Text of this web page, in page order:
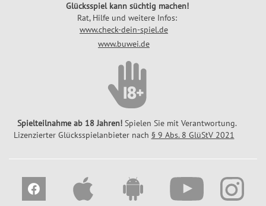
-
T
i
p
p
Glücksspiel kann süchtig machen!
Rat, Hilfe und weitere Infos:
www.check-dein-spiel.de
www.buwei.de
Spielteilnahme ab 18 Jahren! Spielen Sie mit Verantwortung.
Lizenzierter Glücksspielanbieter nach § 9 Abs. 8 GlüStV 2021